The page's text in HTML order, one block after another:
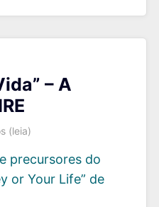
– A
(leia)
precursores do
or Your Life” de